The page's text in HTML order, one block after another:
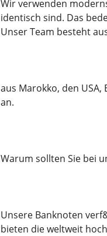
Wir verwenden
identisch sind. Das
Unser Team besteht
aus Marokko, den
an.
Warum sollten Sie bei
Unsere Banknoten
bieten die weltweit